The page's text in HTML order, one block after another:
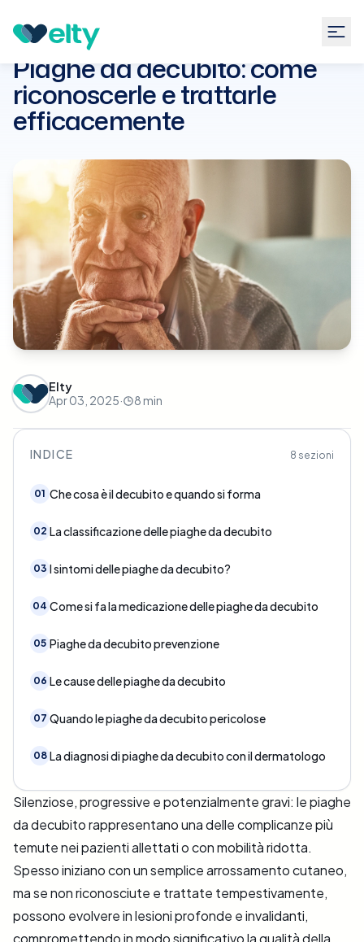
Guide Dermatologia
efficacemente
Piaghe da decubito: come
riconoscerle e trattarle
efficacemente
Elty
Apr 03, 2025· 8min
INDICE 8 sezioni
01 Che cosa è il decubito e quando si forma
02 La classificazione delle piaghe da decubito
03 I sintomi delle piaghe da decubito?
04 Come si fa la medicazione delle piaghe da decubito
05 Piaghe da decubito prevenzione
06 Le cause delle piaghe da decubito
07 Quando le piaghe da decubito pericolose
08 La diagnosi di piaghe da decubito con il dermatologo
Silenziose, progressive e potenzialmente gravi: le piaghe
da decubito rappresentano una delle complicanze più
temute nei pazienti allettati o con mobilità ridotta.
Spesso iniziano con un semplice arrossamento cutaneo,
ma se non riconosciute e trattate tempestivamente,
possono evolvere in lesioni profonde e invalidanti,
compromettendo in modo significativo la qualità della